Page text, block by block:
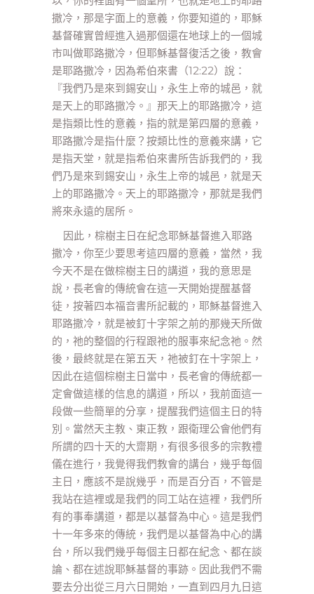
撒冷，那是字面上的意義，你要知道的，耶穌
基督確實曾經進入過那個還在地球上的一個城
市叫做耶路撒冷，但耶穌基督復活之後，教會
是耶路撒冷，因為希伯來書（12:22）說：
『我們乃是來到錫安山，永生上帝的城邑，就
是天上的耶路撒冷。』那天上的耶路撒冷，這
是指類比性的意義，指的就是第四層的意義，
耶路撒冷是指什麼？按類比性的意義來講，它
是指天堂，就是指希伯來書所告訴我們的，我
們乃是來到錫安山，永生上帝的城邑，就是天
上的耶路撒冷。天上的耶路撒冷，那就是我們
將來永遠的居所。
因此，棕樹主日在紀念耶穌基督進入耶路
撒冷，你至少要思考這四層的意義，當然，我
今天不是在做棕樹主日的講道，我的意思是
說，長老會的傳統會在這一天開始提醒基督
徒，按著四本福音書所記載的，耶穌基督進入
耶路撒冷，就是被釘十字架之前的那幾天所做
的，祂的整個的行程跟祂的服事來紀念祂。然
後，最終就是在第五天，祂被釘在十字架上，
因此在這個棕樹主日當中，長老會的傳統都一
定會做這樣的信息的講道，所以，我前面這一
段做一些簡單的分享，提醒我們這個主日的特
別。當然天主教、東正教，跟衛理公會他們有
所謂的四十天的大齋期，有很多很多的宗教禮
儀在進行，我覺得我們教會的講台，幾乎每個
主日，應該不是說幾乎，而是百分百，不管是
我站在這裡或是我們的同工站在這裡，我們所
有的事奉講道，都是以基督為中心。這是我們
十一年多來的傳統，我們是以基督為中心的講
台，所以我們幾乎每個主日都在紀念、都在談
論、都在述說耶穌基督的事跡。因此我們不需
要去分出從三月六日開始，一直到四月九日這